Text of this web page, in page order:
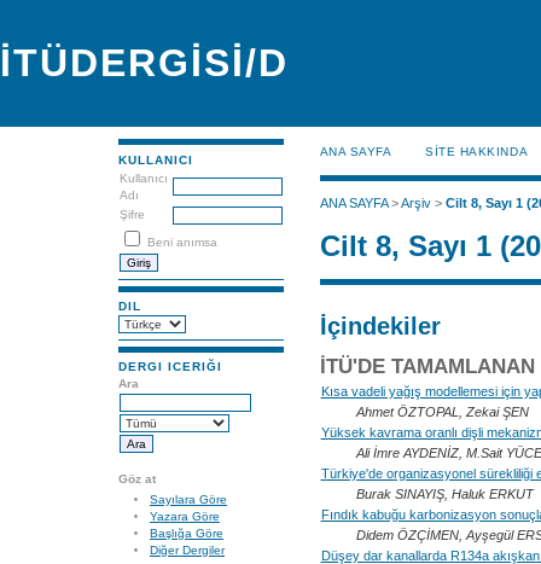
İTÜDERGİSİ/D
KULLANICI
Kullanıcı
Adı
Şifre
Beni anımsa
DIL
DERGI ICERIĞI
Ara
Göz at
Sayılara Göre
Yazara Göre
Başlığa Göre
Diğer Dergiler
ANA SAYFA SİTE HAKKINDA
ANA SAYFA>Arşiv> Cilt 8, Sayı 1
Cilt 8, Sayı 1
İçindekiler
İTÜ'DE
Kısa vadeli yağış modellemesi için
Ahmet ÖZTOPAL, Zekai ŞEN
Yüksek kavrama oranlı dişli
Ali İmre AYDENİZ, M.Sait
Türkiye'de organizasyonel sürekliliği
Burak SINAYIŞ, Haluk ERKUT
Fındık kabuğu karbonizasyon
Didem ÖZÇİMEN, Ayşegül
Düşey dar kanallarda R134a